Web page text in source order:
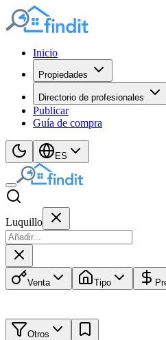
Inicio
Propiedades
Directorio de profesionales
Publicar
Guía de compra
ES
Luquillo
Venta Tipo
Otros